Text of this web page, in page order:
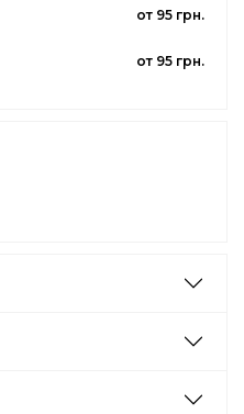
от 95 грн.
от 95 грн.